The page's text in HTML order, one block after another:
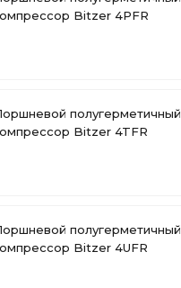
Bitzer 4PFR
полугерметичный
Bitzer 4TFR
полугерметичный
Bitzer 4UFR